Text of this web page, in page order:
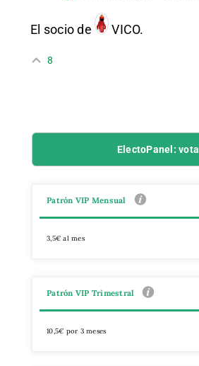
El socio de VICO.
8
ElectoPanel: vota
Patrón VIP Mensual
3,5€ al mes
Patrón VIP Trimestral
10,5€ por 3 meses